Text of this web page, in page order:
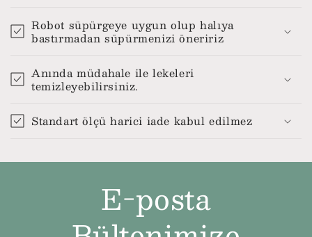
Robot süpürgeye uygun olup halıya
bastırmadan süpürmenizi öneririz
Anında müdahale ile lekeleri
temizleyebilirsiniz.
Standart ölçü harici iade kabul edilmez
E-posta